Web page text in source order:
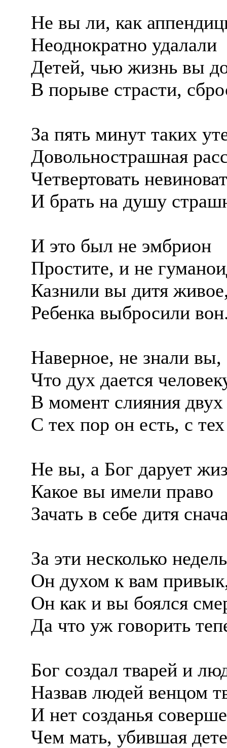
Не вы ли, как
Неоднократно удалали
Детей, чью жизнь вы
В порыве страсти,
За пять минут таких
Довольнострашная
Четвертовать
И брать на душу
И это был не эмбрион
Простите, и не
Казнили вы дитя
Ребенка выбросили
Наверное, не знали вы,
Что дух дается
В момент слияния двух
С тех пор он есть, с
Не вы, а Бог дарует
Какое вы имели право
Зачать в себе дитя
За эти несколько недель
Он духом к вам
Он как и вы боялся
Да что уж говорить
Бог создал тварей и
Назвав людей венцом
И нет созданья
Чем мать, убившая